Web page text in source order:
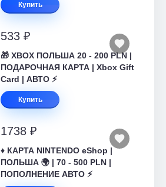
Купить
533 ₽
🎁 XBOX ПОЛЬША 20 - 200 PLN |
ПОДАРОЧНАЯ КАРТА | Xbox Gift
Card | АВТО ⚡
Купить
1738 ₽
♦️ КАРТА NINTENDO eShop |
ПОЛЬША 🌍 | 70 - 500 PLN |
ПОПОЛНЕНИЕ АВТО ⚡